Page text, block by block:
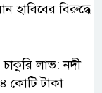
হাবিবের বিরুদ্ধে
লাভ: নদী
কোটি টাকা